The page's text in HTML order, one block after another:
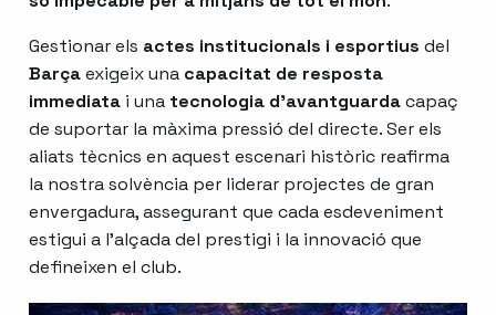
Gestionar els actes institucionals i esportius del
Barçaexigeix una capacitat de resposta
immediata i una tecnologia d’avantguardacapaç
de suportar la màxima pressió del directe. Ser els
aliats tècnics en aquest escenari històric reafirma
la nostra solvència per liderar projectes de gran
envergadura, assegurant que cada esdeveniment
estigui a l’alçada del prestigi i la innovació que
defineixen el club.